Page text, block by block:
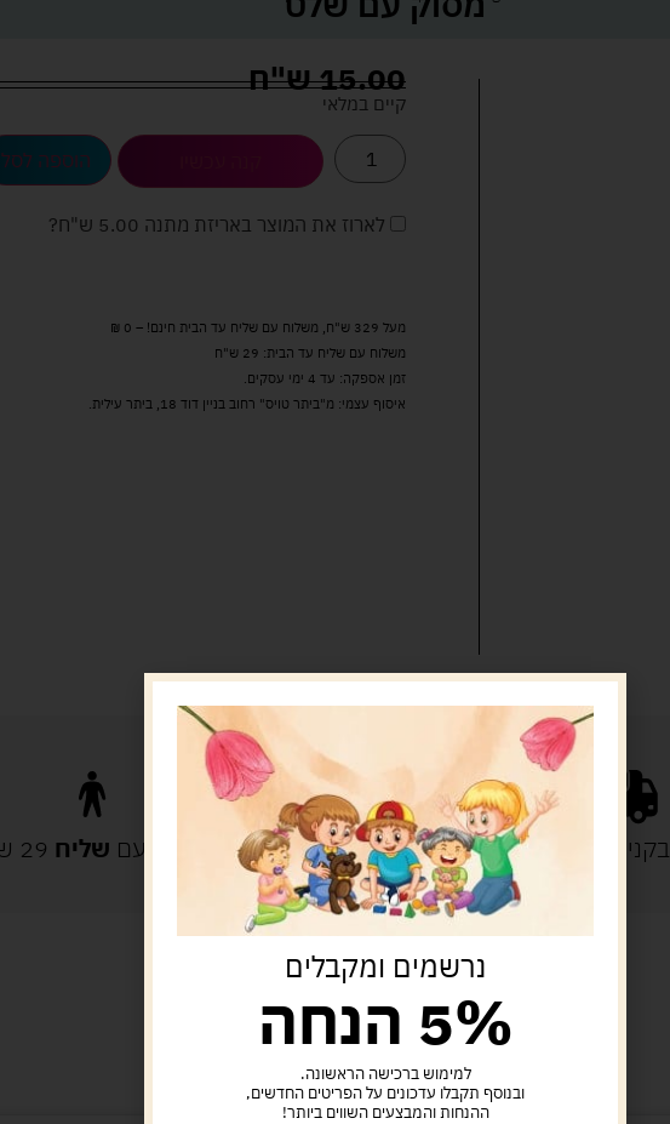
15.00ש"ח
קיים במלאי
הוספה לסל
לארוז את המוצר באריזת מתנה 5.00 ש"ח ?
מעל 329 ש"ח, משלוח עם שליח עד הבית חינם! – 0 ₪
משלוח עם שליח עד הבית: 29 ש"ח
זמן אספקה: עד 4 ימי עסקים.
איסוף עצמי: מ"ביתר טויס" רחוב בניין דוד 18, ביתר עילית.
בקנייה מעל 329 ש"ח משלוח עם שליח 29 ש"ח
מוצרים קשורים
נרשמים ומקבלים
5% הנחה
למימוש ברכישה הראשונה.
ובנוסף תקבלו עדכונים על הפריטים החדשים,
ההנחות והמבצעים השווים ביותר!